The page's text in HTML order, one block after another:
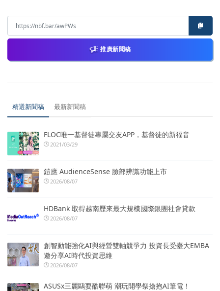
推廣新聞稿
精選新聞稿 最新新聞稿
FLOC唯一基督徒專屬交友APP，基督徒的新福音
2021/03/29
鎧應 AudienceSense 臉部辨識功能上市
2026/08/07
HDBank 取得越南歷來最大規模國際銀團社會貸款
2026/08/07
創智動能強化AI與經營雙軸競爭力 投資長受臺大EMBA
邀分享AI時代投資思維
2026/08/07
ASUSx三麗鷗耍酷聯萌 潮玩開學祭搶抱AI筆電！